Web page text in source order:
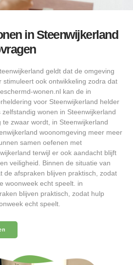
in Steenwijkerland
geldt dat de omgeving
stimuleert ook ontwikkeling zodra dat
wonen.nl kan de in
voor Steenwijkerland helder
wonen in Steenwijkerland
zwaar wordt, in Steenwijkerland
woonomgeving meer meer
samen oefenen met
terwijl er ook aandacht blijft
veiligheid. Binnen de situatie van
de afspraken blijven praktisch, zodat
woonweek echt speelt. in
blijven praktisch, zodat hulp
echt speelt.